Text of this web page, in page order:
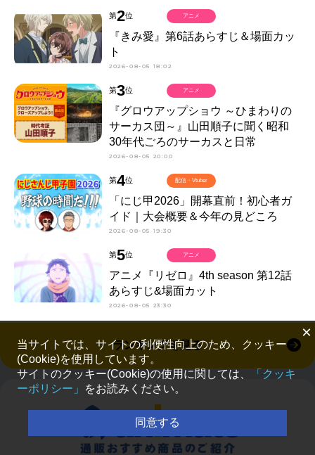
第2位
『きみ愛』第6話あらすじ＆場面カッ
ト
2026-08-05 18:02
アニメ
第3位
『グロウアップショウ ～ひまわりの
サーカス団～』山田順子に聞く昭和
30年代ごろのサーカスと日常
2026-08-05 20:00
アニメ
第4位
「にじ甲2026」開幕直前！初心者ガ
イド｜大会概要＆今年の見どころ
2026-08-05 19:30
配信・Vtuber
第5位
アニメ『リゼロ』4th season 第12話
あらすじ&場面カット
2026-08-05 23:30
アニメ
ランキングを見る
×
当サイトでは、サイトの利便性向上のため、クッキー
(Cookie)を使用しています。
サイトのクッキー(Cookie)の使用に関しては、
「クッキ
ーポリシー」
をお読みください。
同意する